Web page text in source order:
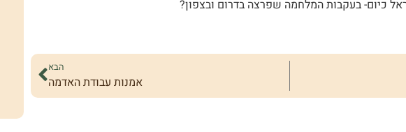
כיום- בעקבות המלחמה שפרצה בדרום ובצפון?
הבא
אמנות עבודת האדמה